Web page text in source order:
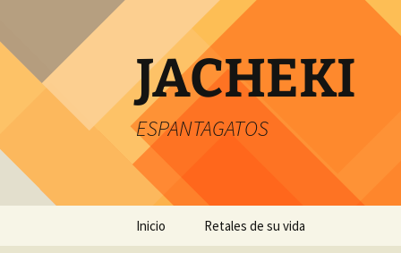
JACHEKI
ESPANTAGATOS
Inicio Retales de su vida